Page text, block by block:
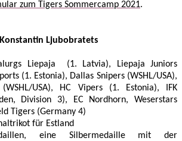
zum Tigers Sommercamp 2021.
Konstantin Ljubobratets
Liepaja (1.
Latvia), Liepaja Juniors
(1. Estonia), Dallas Snipers (WSHL/USA),
(WSHL/USA), HC Vipers (1.
Estonia), IFK
Division 3), EC Nordhorn, Weserstars
Tigers (Germany 4)
für Estland
eine Silbermedaille mit der